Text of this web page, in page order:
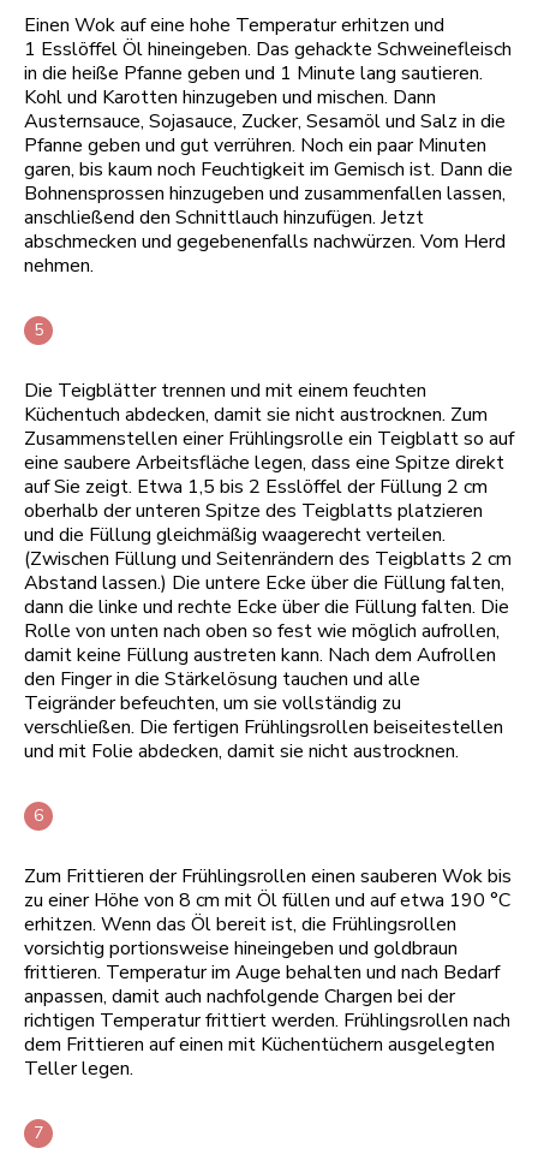
Einen Wok auf eine hohe Temperatur erhitzen und
1 Esslöffel Öl hineingeben. Das gehackte Schweinefleisch
in die heiße Pfanne geben und 1 Minute lang sautieren.
Kohl und Karotten hinzugeben und mischen. Dann
Austernsauce, Sojasauce, Zucker, Sesamöl und Salz in die
Pfanne geben und gut verrühren. Noch ein paar Minuten
garen, bis kaum noch Feuchtigkeit im Gemisch ist. Dann die
Bohnensprossen hinzugeben und zusammenfallen lassen,
anschließend den Schnittlauch hinzufügen. Jetzt
abschmecken und gegebenenfalls nachwürzen. Vom Herd
nehmen.
Die Teigblätter trennen und mit einem feuchten
Küchentuch abdecken, damit sie nicht austrocknen. Zum
Zusammenstellen einer Frühlingsrolle ein Teigblatt so auf
eine saubere Arbeitsfläche legen, dass eine Spitze direkt
auf Sie zeigt. Etwa 1,5 bis 2 Esslöffel der Füllung 2 cm
oberhalb der unteren Spitze des Teigblatts platzieren
und die Füllung gleichmäßig waagerecht verteilen.
(Zwischen Füllung und Seitenrändern des Teigblatts 2 cm
Abstand lassen.) Die untere Ecke über die Füllung falten,
dann die linke und rechte Ecke über die Füllung falten. Die
Rolle von unten nach oben so fest wie möglich aufrollen,
damit keine Füllung austreten kann. Nach dem Aufrollen
den Finger in die Stärkelösung tauchen und alle
Teigränder befeuchten, um sie vollständig zu
verschließen. Die fertigen Frühlingsrollen beiseitestellen
und mit Folie abdecken, damit sie nicht austrocknen.
Zum Frittieren der Frühlingsrollen einen sauberen Wok bis
zu einer Höhe von 8 cm mit Öl füllen und auf etwa 190 °C
erhitzen. Wenn das Öl bereit ist, die Frühlingsrollen
vorsichtig portionsweise hineingeben und goldbraun
frittieren. Temperatur im Auge behalten und nach Bedarf
anpassen, damit auch nachfolgende Chargen bei der
richtigen Temperatur frittiert werden. Frühlingsrollen nach
dem Frittieren auf einen mit Küchentüchern ausgelegten
Teller legen.